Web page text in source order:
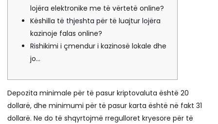
lojëra elektronike me të vërtetë online?
Këshilla të thjeshta për të luajtur lojëra
kazinoje falas online?
Rishikimi i çmendur i kazinosë lokale dhe
jo…
Depozita minimale për të pasur kriptovaluta është 20
dollarë, dhe minimumi për të pasur karta është në fakt 31
dollarë. Ne do të shqyrtojmë rregulloret kryesore për të